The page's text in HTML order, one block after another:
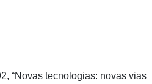
“Novas tecnologias: novas vias